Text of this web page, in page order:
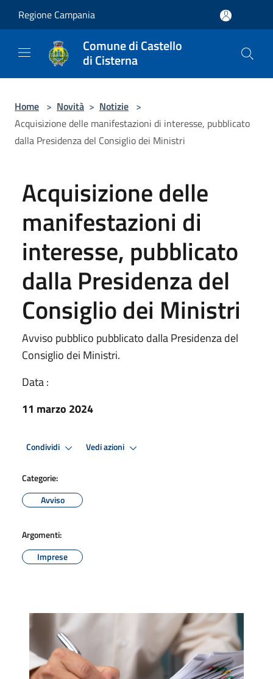
Regione Campania
Comune di Castello
di Cisterna
Home > Novità > Notizie >
Acquisizione delle manifestazioni di interesse, pubblicato
dalla Presidenza del Consiglio dei Ministri
Acquisizione delle
manifestazioni di
interesse, pubblicato
dalla Presidenza del
Consiglio dei Ministri
Avviso pubblico pubblicato dalla Presidenza del
Consiglio dei Ministri.
Data :
11 marzo 2024
Condividi Vedi azioni
Categorie:
Avviso
Argomenti:
Imprese